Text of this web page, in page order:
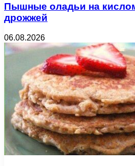
Пышные оладьи на
дрожжей
06.08.2026